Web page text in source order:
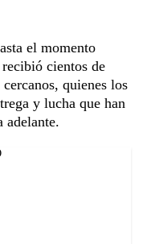
el momento
cientos de
quienes los
y lucha que han
adelante.